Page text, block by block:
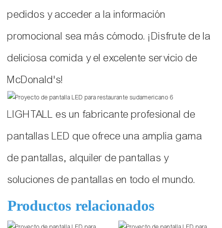
pedidos y acceder a la información
promocional sea más cómodo. ¡Disfrute de la
deliciosa comida y el excelente servicio de
McDonald's!
LIGHTALL es un fabricante profesional de
pantallas LED que ofrece una amplia gama
de pantallas, alquiler de pantallas y
soluciones de pantallas en todo el mundo.
Productos relacionados